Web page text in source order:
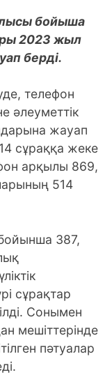
бойыша
2023 жыл
берді.
телефон
әлеуметтік
жауап
сұраққа жеке
арқылы 869,
514
387,
сұрақтар
Сонымен
мешіттерінде
пәтуалар